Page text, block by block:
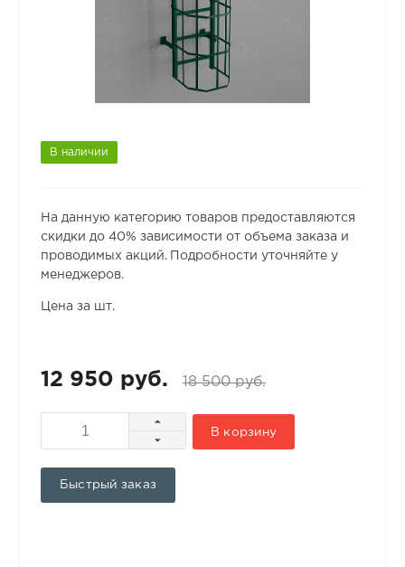
В наличии
На данную категорию товаров предоставляются
скидки до 40% зависимости от объема заказа и
проводимых акций. Подробности уточняйте у
менеджеров.
Цена за шт.
12 950 руб. 18 500 руб.
В корзину
Быстрый заказ